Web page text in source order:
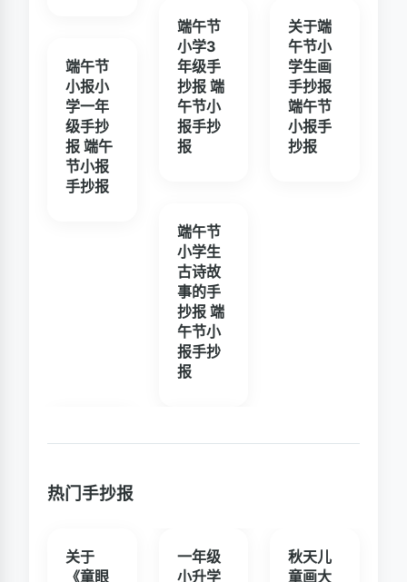
端午节
小报小
学一年
级手抄
报 端午
节小报
手抄报
端午节
小学3
年级手
抄报 端
午节小
报手抄
报
端午节
小学生
古诗故
事的手
抄报 端
午节小
报手抄
报
关于端
午节小
学生画
手抄报
端午节
小报手
抄报
热门手抄报
关于
《童眼
一年级
小升学
秋天儿
童画大